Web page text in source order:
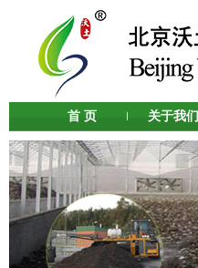
首 页 关于我们